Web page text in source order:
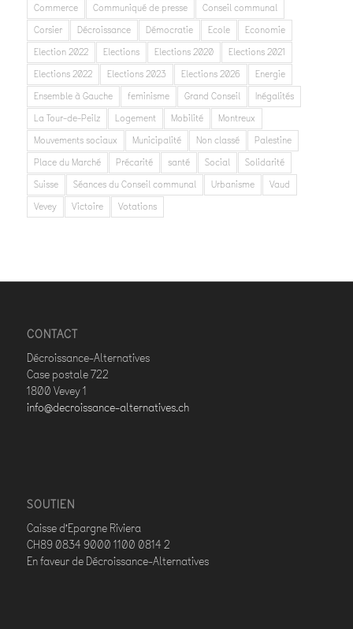
Commerce
Communiqué de presse
Conseil communal
Corsier
Décroissance Démocratie Ecole
Economie
Election 2022
Elections Elections 2020
Elections 2021
Elections 2022
Elections 2023 Elections 2026
Energie
Ensemble à Gauche
feminisme Grand Conseil
Inégalités
La Tour-de-Peilz
Logement Mobilité
Montreux
Mouvements sociaux
Municipalité Non classé
Palestine
Place du Marché
Précarité santé Social
Solidarité
Suisse
Séances du Conseil communal Urbanisme
Vaud
Vevey
Victoire Votations
CONTACT
Décroissance-Alternatives
Case postale 722
1800 Vevey 1
info@decroissance-alternatives.ch
SOUTIEN
Caisse d’Epargne Riviera
CH89 0834 9000 1100 0814 2
En faveur de Décroissance-Alternatives